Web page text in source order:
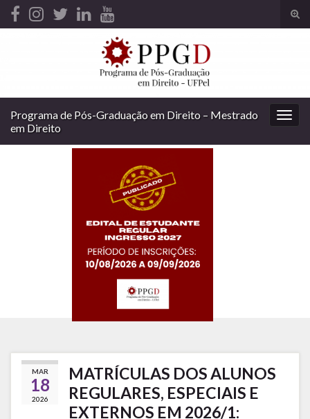
Search for:
Programa de Pós-Graduação em Direito – Mestrado
em Direito
MAR
18
2026
MATRÍCULAS DOS ALUNOS
REGULARES, ESPECIAIS E
EXTERNOS EM 2026/1: